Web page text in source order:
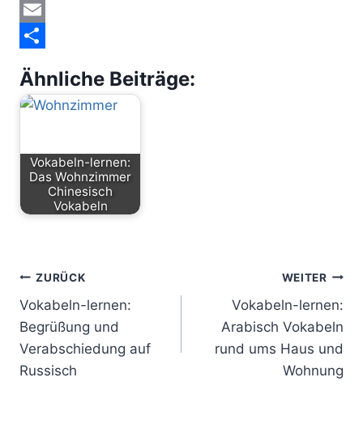
a
c
b
M
a
t
E
a
e
Ähnliche Beiträge:
Vokabeln-lernen:
Das Wohnzimmer
Chinesisch
Vokabeln
ZURÜCK
Vokabeln-lernen:
Begrüßung und
Verabschiedung auf
Russisch
WEITER
Vokabeln-lernen:
Arabisch Vokabeln
rund ums Haus und
Wohnung